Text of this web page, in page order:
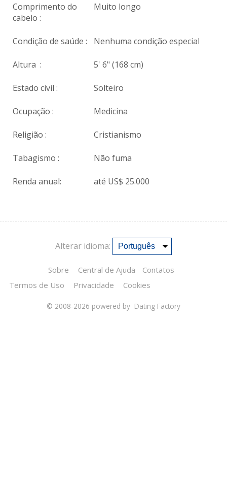
Comprimento do
cabelo :
Muito longo
Condição de saúde : Nenhuma condição especial
Altura : 5' 6" (168 cm)
Estado civil : Solteiro
Ocupação : Medicina
Religião : Cristianismo
Tabagismo : Não fuma
Renda anual: até US$ 25.000
Alterar idioma:
Sobre Central de Ajuda
Contatos
Termos de Uso
Privacidade Cookies
© 2008-2026 powered by Dating Factory